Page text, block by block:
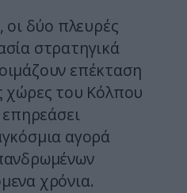
οι δύο πλευρές
στρατηγικά
επέκταση
χώρες του Κόλπου
επηρεάσει
αγορά
χρόνια.